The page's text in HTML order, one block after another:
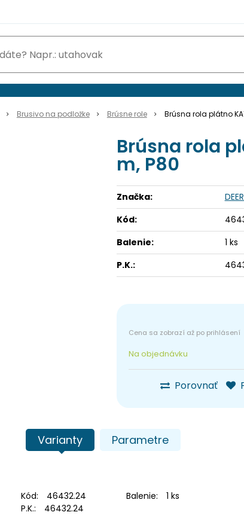
Brusivo na podložke Brúsne role Brúsna rola plátno
Na objednávku
Porovnať
Brúsna rola
m, P80
Značka:
Kód:
Balenie:
1 ks
P.K.:
Varianty Parametre
Kód: 46432.24 Balenie:
1 ks
P.K.:
46432.24